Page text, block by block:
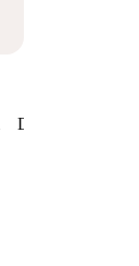
Disponibilità